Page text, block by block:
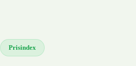
Prisindex